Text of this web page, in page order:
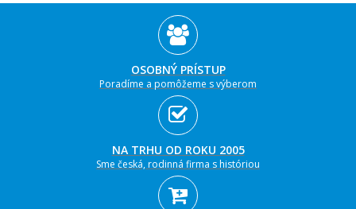
OSOBNÝ PRÍSTUP
Poradíme a pomôžeme s výberom
NA TRHU OD ROKU 2005
Sme česká, rodinná firma s históriou